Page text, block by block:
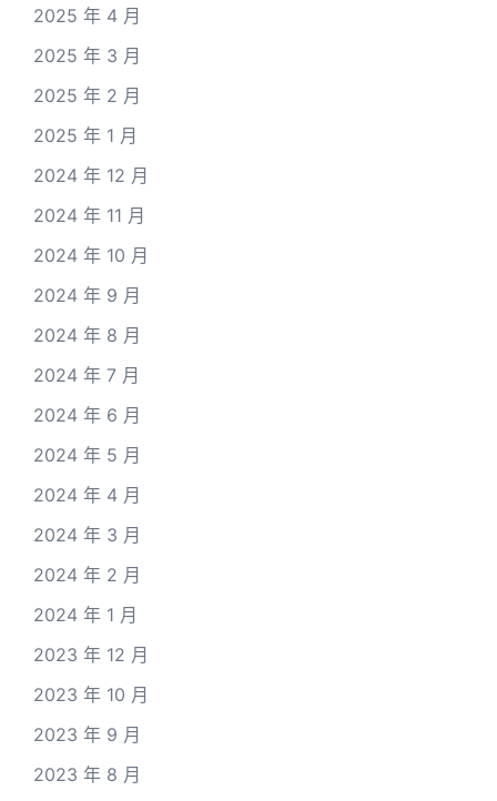
2025 年 4 月
2025 年 3 月
2025 年 2 月
2025 年 1 月
2024 年 12 月
2024 年 11 月
2024 年 10 月
2024 年 9 月
2024 年 8 月
2024 年 7 月
2024 年 6 月
2024 年 5 月
2024 年 4 月
2024 年 3 月
2024 年 2 月
2024 年 1 月
2023 年 12 月
2023 年 10 月
2023 年 9 月
2023 年 8 月